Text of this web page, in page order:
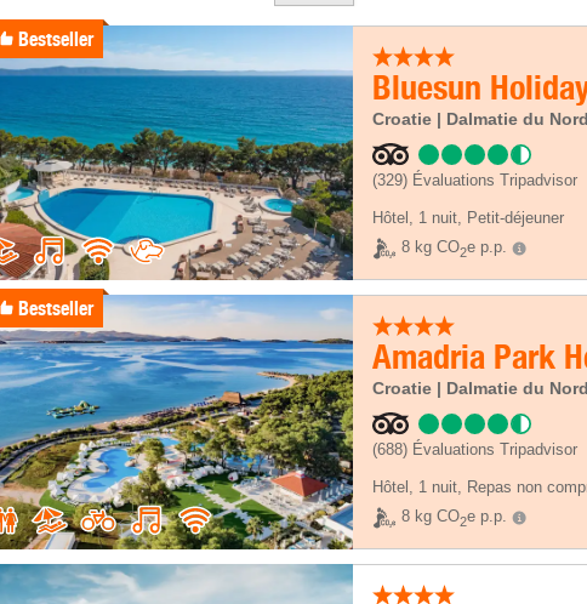
Bestseller
Bluesun
Croatie | Dalmatie du
(329) Évaluations Tripadvisor
Hôtel , 1 nuit, Petit-déjeuner
8 kg CO2e p.p.
Bestseller
Amadria Park
Croatie | Dalmatie du
(688) Évaluations Tripadvisor
Hôtel , 1 nuit, Repas non
8 kg CO2e p.p.